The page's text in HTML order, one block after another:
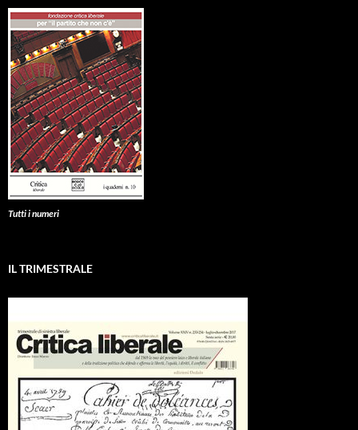
Tutti i numeri
IL TRIMESTRALE